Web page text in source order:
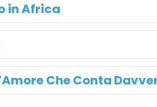
in Africa
Che Conta